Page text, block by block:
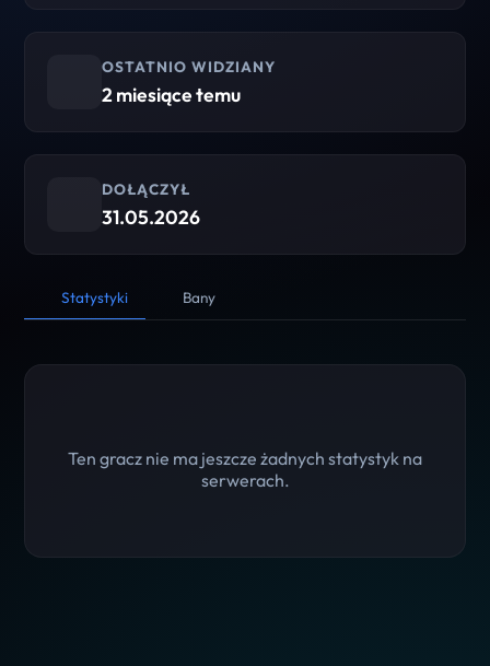
OSTATNIO WIDZIANY
2 miesiące temu
DOŁĄCZYŁ
31.05.2026
Statystyki Bany
Ten gracz nie ma jeszcze żadnych statystyk na
serwerach.